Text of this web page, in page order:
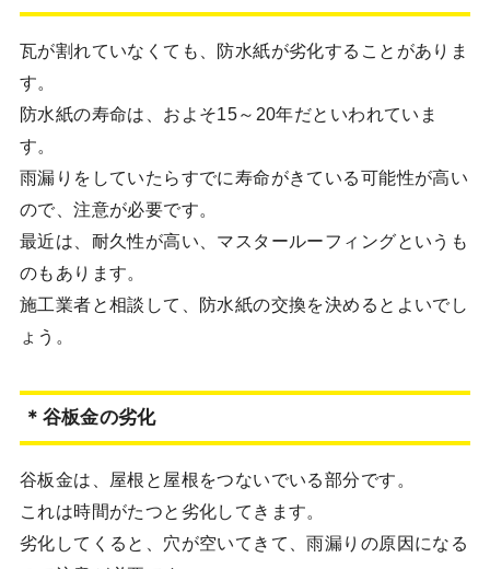
瓦が割れていなくても、防水紙が劣化することがありま
す。
防水紙の寿命は、およそ15～20年だといわれていま
す。
雨漏りをしていたらすでに寿命がきている可能性が高い
ので、注意が必要です。
最近は、耐久性が高い、マスタールーフィングというも
のもあります。
施工業者と相談して、防水紙の交換を決めるとよいでし
ょう。
＊谷板金の劣化
谷板金は、屋根と屋根をつないでいる部分です。
これは時間がたつと劣化してきます。
劣化してくると、穴が空いてきて、雨漏りの原因になる